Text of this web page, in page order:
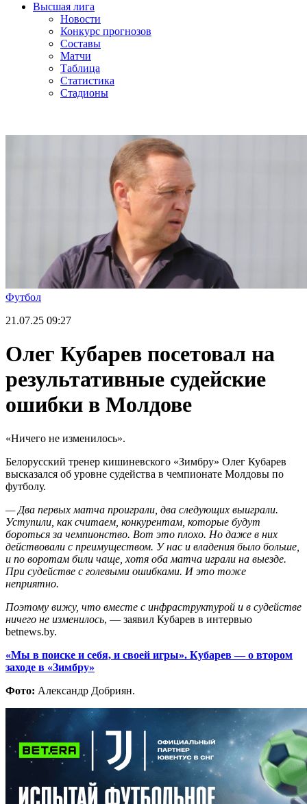
Высшая лига
Новости
Конкурс прогнозов
Составы
Матчи
Таблица
Статистика
Стадионы
Футбол
21.07.25 09:27
Олег Кубарев посетовал на
результативные судейские
ошибки в Молдове
«Ничего не изменилось».
Белорусский тренер кишиневского «Зимбру» Олег Кубарев
высказался об уровне судейства в чемпионате Молдовы по
футболу.
— Два первых матча проиграли, два следующих выиграли.
Уступили, как считаем, конкурентам, которые будут
бороться за чемпионство. Вот это плохо. Но даже в них
действовали с преимуществом. У нас и владения было больше,
и по воротам били чаще, хотя оба матча играли на выезде.
При судействе с голевыми ошибками. И это тоже
неприятно.
Поэтому вижу, что вместе с инфраструктурой и в судействе
ничего не изменилось, — заявил Кубарев в интервью
betnews.by.
«Мы в поиске и себя, и своей игры». Кубарев — о втором
заходе в «Зимбру»
Фото: Александр Добриян.